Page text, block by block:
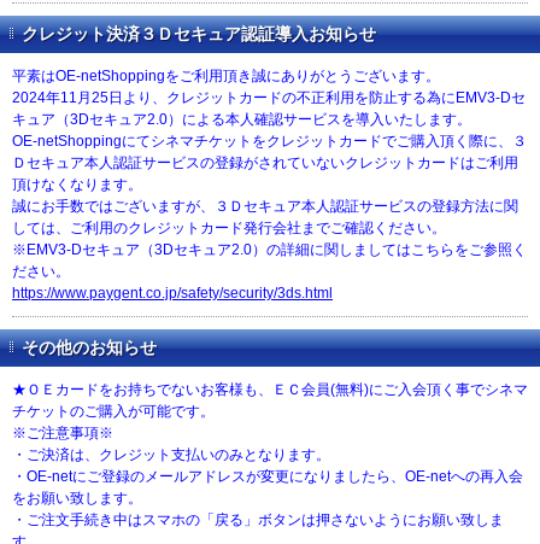
クレジット決済３Ｄセキュア認証導入お知らせ
平素はOE-netShoppingをご利用頂き誠にありがとうございます。
2024年11月25日より、クレジットカードの不正利用を防止する為にEMV3-Dセ
キュア（3Dセキュア2.0）による本人確認サービスを導入いたします。
OE-netShoppingにてシネマチケットをクレジットカードでご購入頂く際に、３
Ｄセキュア本人認証サービスの登録がされていないクレジットカードはご利用
頂けなくなります。
誠にお手数ではございますが、３Ｄセキュア本人認証サービスの登録方法に関
しては、ご利用のクレジットカード発行会社までご確認ください。
※EMV3-Dセキュア（3Dセキュア2.0）の詳細に関しましてはこちらをご参照く
ださい。
https://www.paygent.co.jp/safety/security/3ds.html
その他のお知らせ
★ＯＥカードをお持ちでないお客様も、ＥＣ会員(無料)にご入会頂く事でシネマ
チケットのご購入が可能です。
※ご注意事項※
・ご決済は、クレジット支払いのみとなります。
・OE-netにご登録のメールアドレスが変更になりましたら、OE-netへの再入会
をお願い致します。
・ご注文手続き中はスマホの「戻る」ボタンは押さないようにお願い致しま